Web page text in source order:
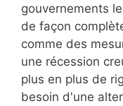
gouvernements
de façon
comme des
une récession
plus en plus de
besoin d'une